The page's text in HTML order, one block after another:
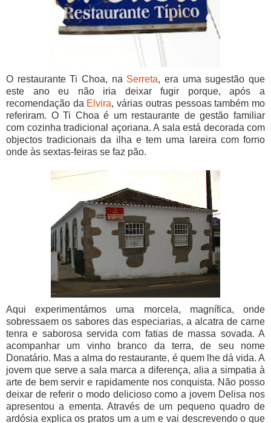
O restaurante Ti Choa, na Serreta, era uma sugestão que
este ano eu não iria deixar fugir porque, após a
recomendação da Elvira, várias outras pessoas também mo
referiram. O Ti Choa é um restaurante de gestão familiar
com cozinha tradicional açoriana. A sala está decorada com
objectos tradicionais da ilha e tem uma lareira com forno
onde às sextas-feiras se faz pão.
Aqui experimentámos uma morcela, magnífica, onde
sobressaem os sabores das especiarias, a alcatra de carne
tenra e saborosa servida com fatias de massa sovada. A
acompanhar um vinho branco da terra, de seu nome
Donatário. Mas a alma do restaurante, é quem lhe dá vida. A
jovem que serve a sala marca a diferença, alia a simpatia à
arte de bem servir e rapidamente nos conquista. Não posso
deixar de referir o modo delicioso como a jovem Delisa nos
apresentou a ementa. Através de um pequeno quadro de
ardósia explica os pratos um a um e vai descrevendo o que